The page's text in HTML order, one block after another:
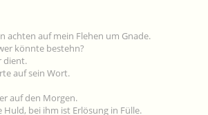
achten auf mein Flehen um Gnade.
könnte bestehn?
dient.
auf sein Wort.
auf den Morgen.
Huld, bei ihm ist Erlösung in Fülle.